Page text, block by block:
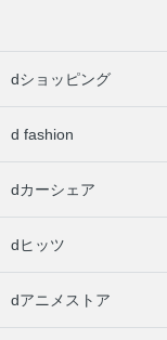
dショッピング
d fashion
dカーシェア
dヒッツ
dアニメストア